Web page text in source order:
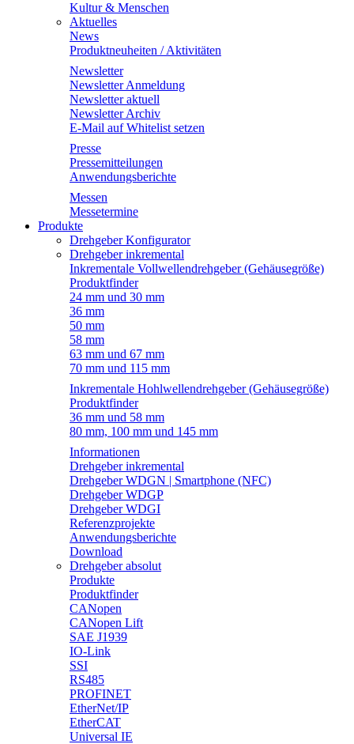
Kultur & Menschen
Aktuelles
News
Produktneuheiten / Aktivitäten
Newsletter
Newsletter Anmeldung
Newsletter aktuell
Newsletter Archiv
E-Mail auf Whitelist setzen
Presse
Pressemitteilungen
Anwendungsberichte
Messen
Messetermine
Produkte
Drehgeber Konfigurator
Drehgeber inkremental
Inkrementale Vollwellendrehgeber (Gehäusegröße)
Produktfinder
24 mm und 30 mm
36 mm
50 mm
58 mm
63 mm und 67 mm
70 mm und 115 mm
Inkrementale Hohlwellendrehgeber (Gehäusegröße)
Produktfinder
36 mm und 58 mm
80 mm, 100 mm und 145 mm
Informationen
Drehgeber inkremental
Drehgeber WDGN | Smartphone (NFC)
Drehgeber WDGP
Drehgeber WDGI
Referenzprojekte
Anwendungsberichte
Download
Drehgeber absolut
Produkte
Produktfinder
CANopen
CANopen Lift
SAE J1939
IO-Link
SSI
RS485
PROFINET
EtherNet/IP
EtherCAT
Universal IE